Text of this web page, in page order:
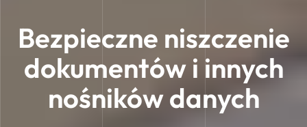
Bezpieczne niszczenie
dokumentów i innych
nośników danych